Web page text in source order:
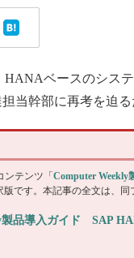
ベースのシス
当幹部に再考を迫る
テンツ「 Computer Weekly
版です。本記事の全文は、
製品導入ガイド SAP